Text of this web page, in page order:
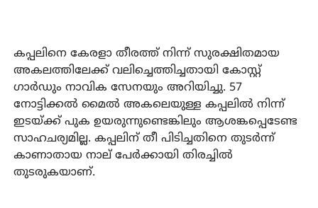
കപ്പലിനെ കേരളാ തീരത്ത് നിന്ന് സുരക്ഷിതമായ
അകലത്തിലേക്ക് വലിച്ചെത്തിച്ചതായി കോസ്റ്റ്
ഗാര്‍ഡും നാവിക സേനയും അറിയിച്ചു. 57
നോട്ടിക്കല്‍ മൈല്‍ അകലെയുള്ള കപ്പലില്‍ നിന്ന്
ഇടയ്ക്ക് പുക ഉയരുന്നുണ്ടെങ്കിലും ആശങ്കപ്പെടേണ്ട
സാഹചര്യമില്ല. കപ്പലിന് തീ പിടിച്ചതിനെ തുടര്‍ന്ന്
കാണാതായ നാല് പേര്‍ക്കായി തിരച്ചില്‍
തുടരുകയാണ്.